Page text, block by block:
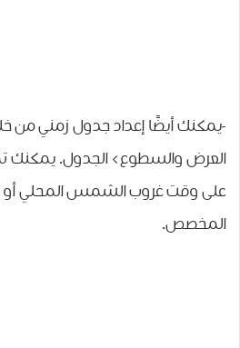
-يمكنك أيضًا إعداد جدول زمني من
العرض والسطوع> الجدول. يمكنك
على وقت غروب الشمس المحلي أو
المخصص.